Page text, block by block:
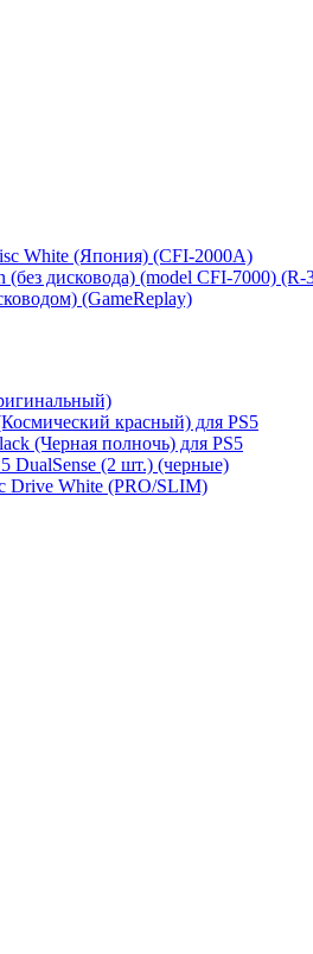
White (Япония) (CFI-2000A)
дисковода) (model CFI-7000)
(GameReplay)
красный) для PS5
(Черная полночь) для PS5
DualSense (2 шт.) (черные)
Drive White (PRO/SLIM)